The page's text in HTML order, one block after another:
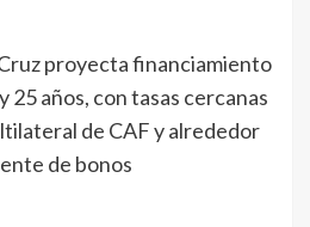
proyecta financiamiento
25 años, con tasas cercanas
de CAF y alrededor
de bonos